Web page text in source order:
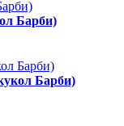
Барби)
Барби)